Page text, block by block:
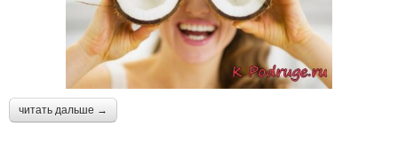
читать дальше →